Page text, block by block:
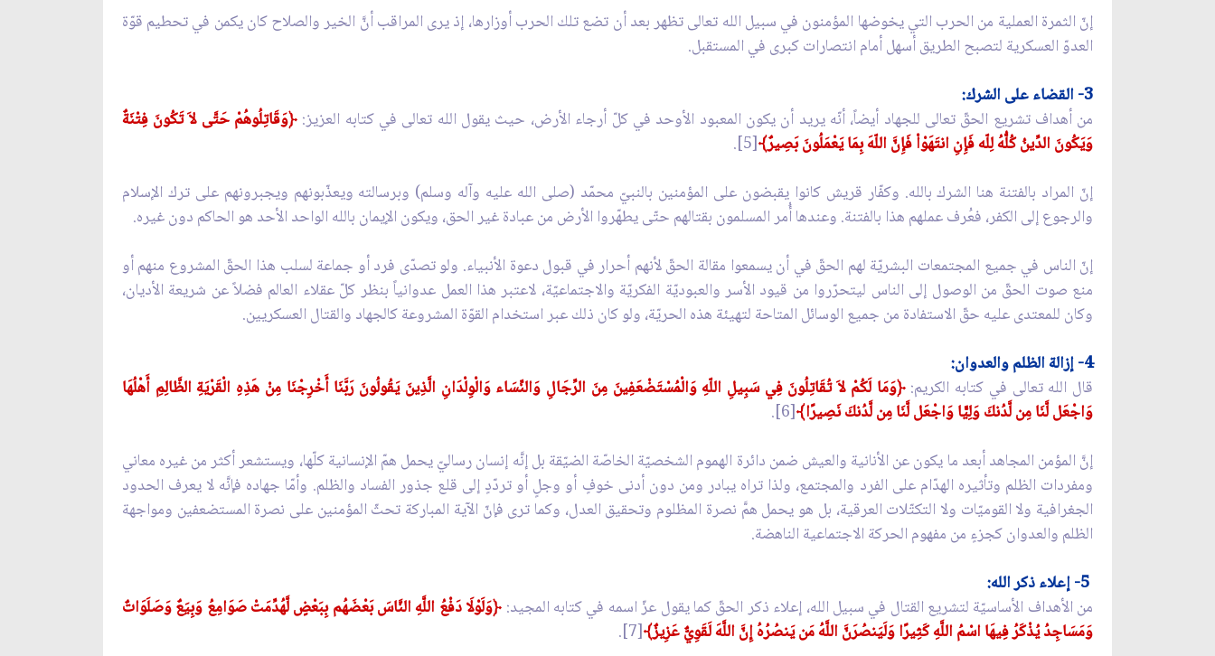
إنّ الثمرة العملية من الحرب التي يخوضها المؤمنون في سبيل الله تعالى تظهر بعد أن تضع تلك الحرب أوزارها، إذ يرى المراقب أنَّ الخير والصلاح كان يكمن في تحطيم قوّة
العدوّ العسكرية لتصبح الطريق أسهل أمام انتصارات كبرى في المستقبل.
3- القضاء على الشرك:
من أهداف تشريع الحقّ تعالى للجهاد أيضاً، أنّه يريد أن يكون المعبود الأوحد في كلّ أرجاء الأرض، حيث يقول الله تعالى في كتابه العزيز: ﴿وَقَاتِلُوهُمْ حَتَّى لاَ تَكُونَ فِتْنَةٌ
وَيَكُونَ الدِّينُ كُلُّهُ لِلّه فَإِنِ انتَهَوْاْ فَإِنَّ اللّهَ بِمَا يَعْمَلُونَ بَصِيرٌ﴾[5].
إنّ المراد بالفتنة هنا الشرك بالله. وكفّار قريش كانوا يقبضون على المؤمنين بالنبيّ محمّد (صلى الله عليه وآله وسلم) وبرسالته ويعذّبونهم ويجبرونهم على ترك الإسلام
والرجوع إلى الكفر، فعُرف عملهم هذا بالفتنة. وعندها أُمر المسلمون بقتالهم حتّى يطهّروا الأرض من عبادة غير الحق، ويكون الإيمان بالله الواحد الأحد هو الحاكم دون غيره.
إنّ الناس في جميع المجتمعات البشريّة لهم الحقّ في أن يسمعوا مقالة الحقّ لأنهم أحرار في قبول دعوة الأنبياء. ولو تصدّى فرد أو جماعة لسلب هذا الحقّ المشروع منهم أو
منع صوت الحقّ من الوصول إلى الناس ليتحرّروا من قيود الأسر والعبوديّة الفكريّة والاجتماعيّة، لاعتبر هذا العمل عدوانياً بنظر كلّ عقلاء العالم فضلاً عن شريعة الأديان،
وكان للمعتدى عليه حقّ الاستفادة من جميع الوسائل المتاحة لتهيئة هذه الحريّة، ولو كان ذلك عبر استخدام القوّة المشروعة كالجهاد والقتال العسكريين.
4- إزالة الظلم والعدوان:
قال الله تعالى في كتابه الكريم:﴿وَمَا لَكُمْ لاَ تُقَاتِلُونَ فِي سَبِيلِ اللّهِ وَالْمُسْتَضْعَفِينَ مِنَ الرِّجَالِ وَالنِّسَاء وَالْوِلْدَانِ الَّذِينَ يَقُولُونَ رَبَّنَا أَخْرِجْنَا مِنْ هَذِهِ الْقَرْيَةِ الظَّالِمِ أَهْلُهَا
وَاجْعَل لَّنَا مِن لَّدُنكَ وَلِيًّا وَاجْعَل لَّنَا مِن لَّدُنكَ نَصِيرًا﴾[6].
إنَّ المؤمن المجاهد أبعد ما يكون عن الأنانية والعيش ضمن دائرة الهموم الشخصيّة الخاصّة الضيّقة بل إنَّه إنسان رساليّ يحمل همّ الإنسانية كلّها، ويستشعر أكثر من غيره معاني
ومفردات الظلم وتأثيره الهدّام على الفرد والمجتمع، ولذا تراه يبادر ومن دون أدنى خوفٍ أو وجلٍ أو تردّدٍ إلى قلع جذور الفساد والظلم. وأمّا جهاده فإنَّه لا يعرف الحدود
الجغرافية ولا القوميّات ولا التكتّلات العرقية، بل هو يحمل همَّ نصرة المظلوم وتحقيق العدل، وكما ترى فإنّ الآية المباركة تحثّ المؤمنين على نصرة المستضعفين ومواجهة
الظلم والعدوان كجزءٍ من مفهوم الحركة الاجتماعية الناهضة.
5- إعلاء ذكر الله:
من الأهداف الأساسيّة لتشريع القتال في سبيل الله، إعلاء ذكر الحقّ كما يقول عزّ اسمه في كتابه المجيد: ﴿وَلَوْلَا دَفْعُ اللَّهِ النَّاسَ بَعْضَهُم بِبَعْضٍ لَّهُدِّمَتْ صَوَامِعُ وَبِيَعٌ وَصَلَوَاتٌ
وَمَسَاجِدُ يُذْكَرُ فِيهَا اسْمُ اللَّهِ كَثِيرًا وَلَيَنصُرَنَّ اللَّهُ مَن يَنصُرُهُ إِنَّ اللَّهَ لَقَوِيٌّ عَزِيزٌ﴾[7].